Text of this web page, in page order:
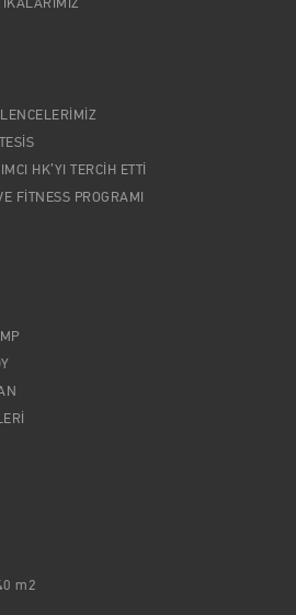
HK’YI TERCİH ETTİ
FİTNESS PROGRAMI
m2